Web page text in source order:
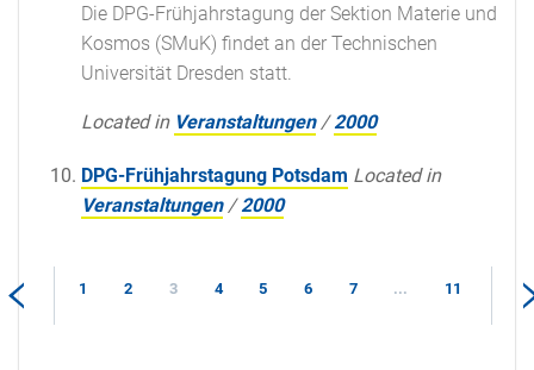
Die DPG-Frühjahrstagung der Sektion Materie und
Kosmos (SMuK) findet an der Technischen
Universität Dresden statt.
Located in Veranstaltungen /2000
DPG-Frühjahrstagung Potsdam Located in
Veranstaltungen /2000
1 2 3 4 5 6 7 ... 11